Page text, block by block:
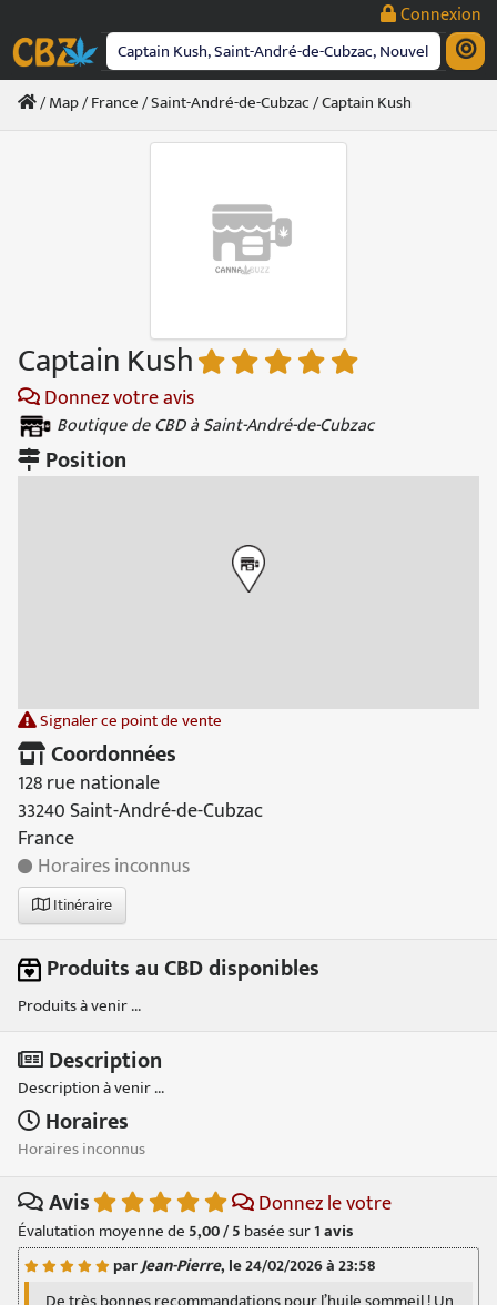
contenu
Connexion
/Map/France/Saint-André-de-Cubzac/ Captain Kush
Captain Kush
Donnez votre avis
Boutique de CBD à Saint-André-de-Cubzac
Position
Signaler ce point de vente
Coordonnées
128 rue nationale
33240 Saint-André-de-Cubzac
France
Horaires inconnus
Itinéraire
Produits au CBD disponibles
Produits à venir ...
Description
Description à venir ...
Horaires
Horaires inconnus
Avis Donnez le votre
Évalutation moyenne de 5,00 / 5 basée sur1avis
parJean-Pierre, le 24/02/2026 à 23:58